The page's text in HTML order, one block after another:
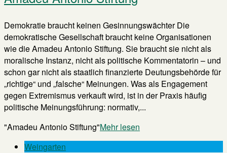
Demokratie braucht keinen Gesinnungswächter Die
demokratische Gesellschaft braucht keine Organisationen
wie die Amadeu Antonio Stiftung. Sie braucht sie nicht als
moralische Instanz, nicht als politische Kommentatorin – und
schon gar nicht als staatlich finanzierte Deutungsbehörde für
„richtige“ und „falsche“ Meinungen. Was als Engagement
gegen Extremismus verkauft wird, ist in der Praxis häufig
politische Meinungsführung: normativ,...
"Amadeu Antonio Stiftung"Mehr lesen
Weingarten